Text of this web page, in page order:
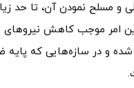
و مسلح نمودن آن، تا حد
امر موجب کاهش نیروهای
و در سازه‌هایی که پایه‌